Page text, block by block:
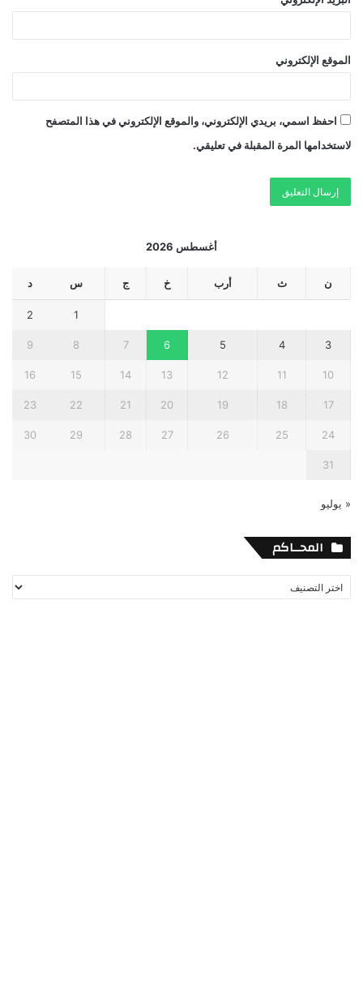
الموقع الإلكتروني
احفظ اسمي، بريدي الإلكتروني، والموقع الإلكتروني في هذا المتصفح
لاستخدامها المرة المقبلة في تعليقي.
أغسطس 2026
ن ث أرب خ ج س د
1
2
3
4
5
6
7
8
9
10
11
12
13
14
15
16
17
18
19
20
21
22
23
24
25
26
27
28
29
30
31
« يوليو
المحــاكم
المحــاكم